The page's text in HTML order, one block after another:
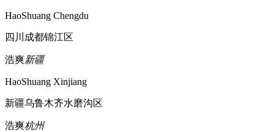
HaoShuang Chengdu
四川成都锦江区
浩爽新疆
HaoShuang Xinjiang
新疆乌鲁木齐水磨沟区
浩爽杭州